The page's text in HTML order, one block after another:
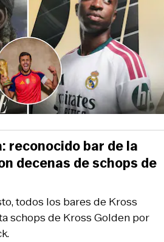
todos los bares de Kross
schops de Kross Golden por
reconocido bar de la
decenas de schops de